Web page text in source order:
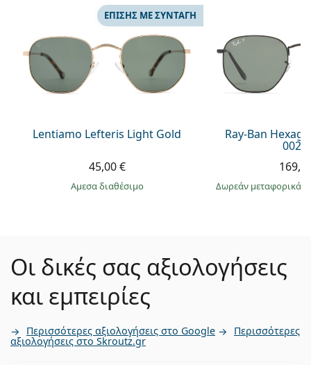
Lentiamo Lefteris Light Gold
ΕΠΊΣΗΣ ΜΕ ΣΥΝΤΑΓΉ
45,00 €
άμεσα διαθέσιμο
Ray-Ban
002/
Δωρεάν μεταφορικά
Οι δικές σας αξιολογήσεις
και εμπειρίες
Περισσότερες αξιολογήσεις στο Google Περισσότερες
αξιολογήσεις στο Skroutz.gr